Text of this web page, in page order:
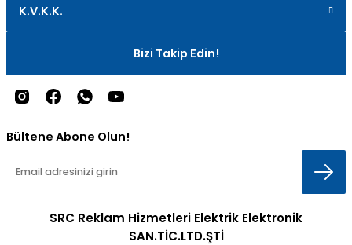
K.V.K.K.
Bizi Takip Edin!
Bültene Abone Olun!
SRC Reklam Hizmetleri Elektrik Elektronik
SAN.TİC.LTD.ŞTİ